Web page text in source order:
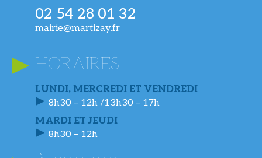
02 54 28 01 32
mairie@martizay.fr
HORAIRES
LUNDI, MERCREDI ET VENDREDI
8h30 – 12h /13h30 – 17h
MARDI ET JEUDI
8h30 – 12h